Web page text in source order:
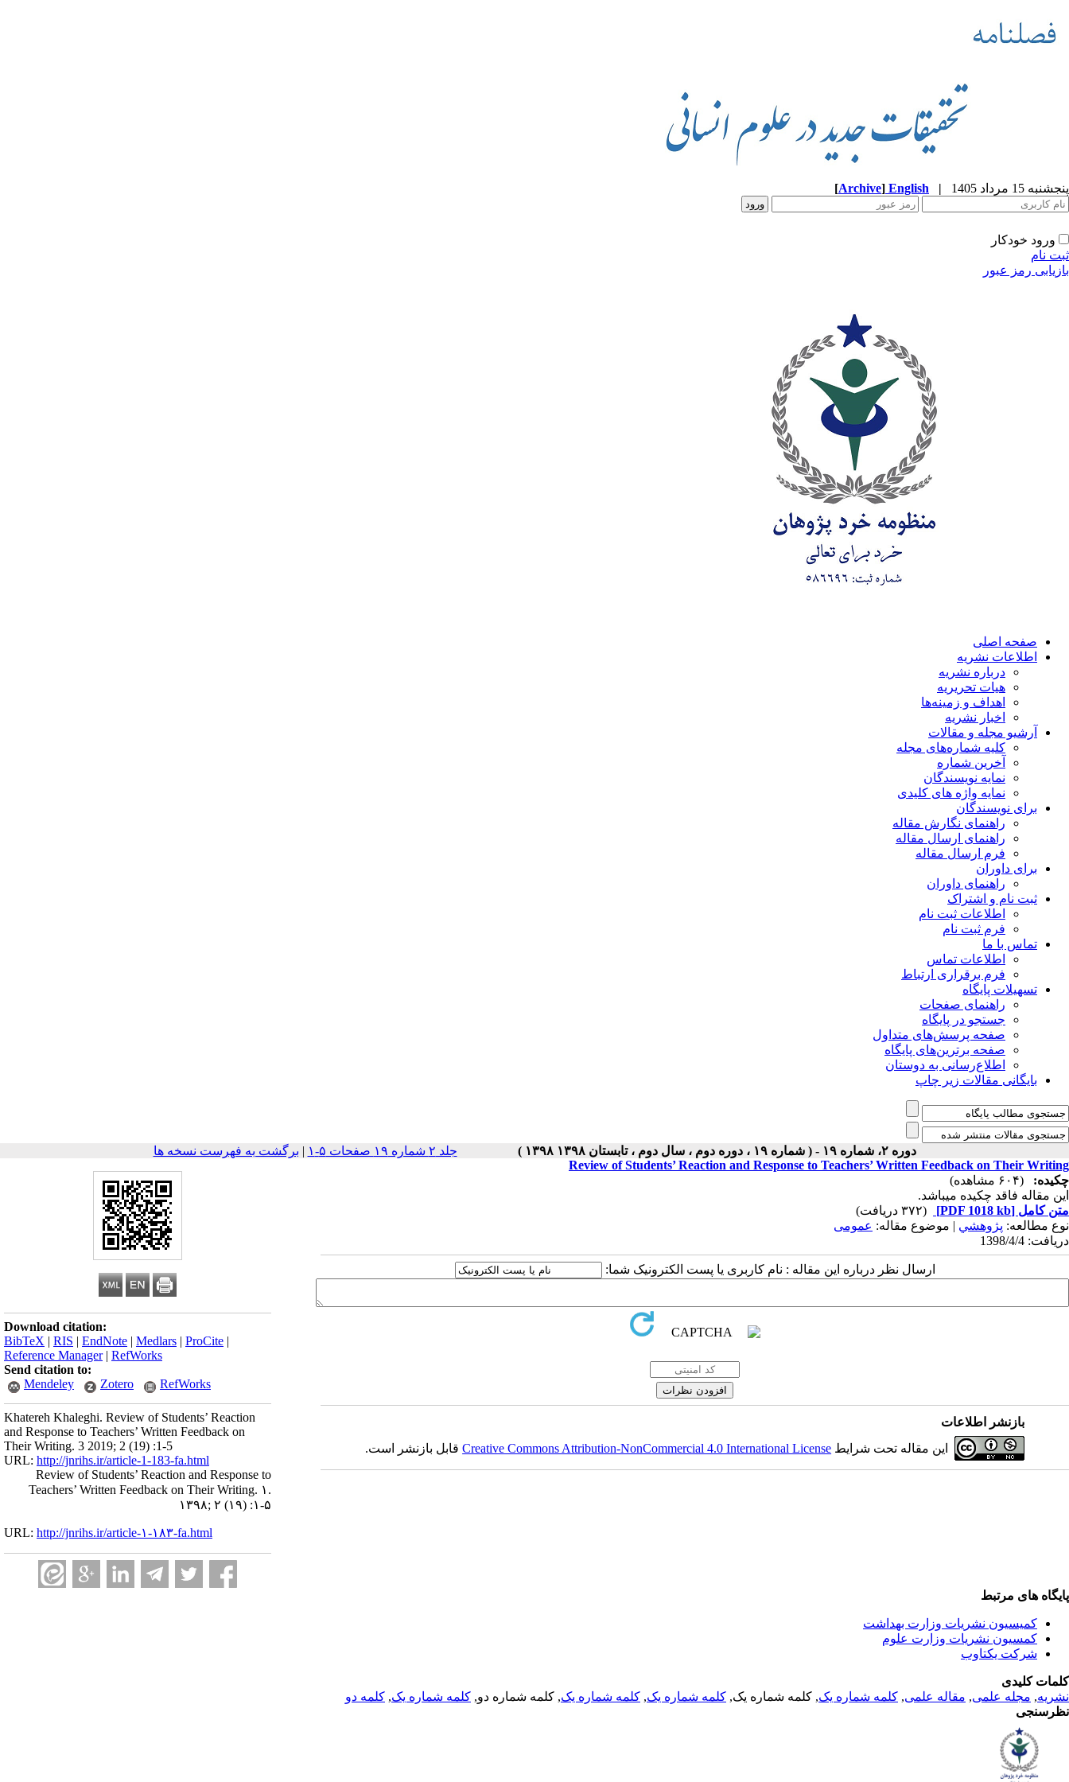
پنجشنبه 15 مرداد 1405 |
English
[Archive]
ورود خودکار
ثبت نام
بازیابی رمز عبور
صفحه اصلی
اطلاعات نشریه
درباره نشریه
هیات تحریریه
اهداف و زمینه‌ها
اخبار نشریه
آرشیو مجله و مقالات
کلیه شماره‌های مجله
آخرین شماره
نمایه نویسندگان
نمایه واژه های کلیدی
برای نویسندگان
راهنمای نگارش مقاله
راهنمای ارسال مقاله
فرم ارسال مقاله
برای داوران
راهنمای داوران
ثبت نام و اشتراک
اطلاعات ثبت نام
فرم ثبت نام
تماس با ما
اطلاعات تماس
فرم برقراری ارتباط
تسهیلات پایگاه
راهنمای صفحات
جستجو در پایگاه
صفحه پرسش‌های متداول
صفحه برترین‌های پایگاه
اطلاع‌رسانی به دوستان
بایگانی مقالات زیر چاپ
دوره ۲، شماره ۱۹ - ( شماره ۱۹ ، دوره دوم ، سال دوم ، تابستان ۱۳۹۸ ۱۳۹۸ ) جلد ۲ شماره ۱۹ صفحات ۵-۱ | برگشت به فهرست نسخه ها
Download citation:
BibTeX | RIS | EndNote | Medlars | ProCite |
Reference Manager| RefWorks
Send citation to:
Mendeley
Zotero RefWorks
Khatereh Khaleghi. Review of Students’ Reaction
and Response to Teachers’ Written Feedback on
Their Writing. 3 2019; 2 (19) :1-5
URL: http://jnrihs.ir/article-1-183-fa.html
Review of Students’ Reaction and Response to
Teachers’ Written Feedback on Their Writing. ۱.
۱۳۹۸; ۲ (۱۹) :۱-۵
URL: http://jnrihs.ir/article-۱-۱۸۳-fa.html
Review of Students’ Reaction and Response to Teachers’ Written Feedback on Their Writing
چکیده:
(۶۰۴ مشاهده)
این مقاله فاقد چکیده می​باشد.
متن کامل [PDF 1018 kb]
(۳۷۲ دریافت)
نوع مطالعه: پژوهشي | موضوع مقاله: عمومى
دریافت: 1398/4/4
ارسال نظر درباره این مقاله : نام کاربری یا پست الکترونیک شما:
بازنشر اطلاعات
این مقاله تحت شرایط Creative Commons Attribution-NonCommercial 4.0 International Licenseقابل بازنشر است.
پایگاه های مرتبط
کمیسیون نشریات وزارت بهداشت
کمسیون نشریات وزارت علوم
شرکت یکتاوب
کلمات کلیدی
نشریه, مجله علمی, مقاله علمی, کلمه شماره یک, کلمه شماره یک, کلمه شماره یک, کلمه شماره یک, کلمه شماره دو, کلمه شماره یک, کلمه دو
نظرسنجی